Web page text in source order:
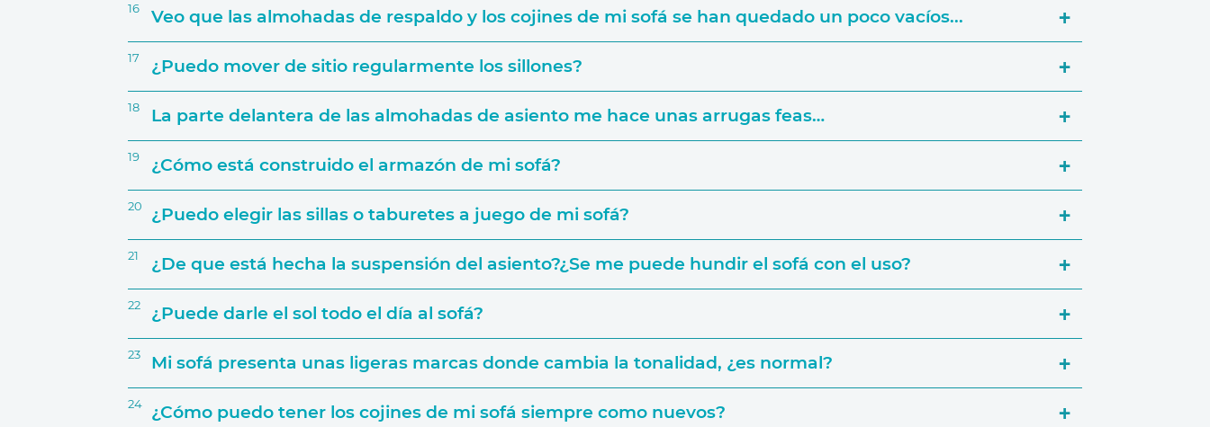
Colecciones de Telas
16 Veo que las almohadas de respaldo y los cojines de mi sofá se han quedado un poco vacíos...
17 ¿Puedo mover de sitio regularmente los sillones?
18 La parte delantera de las almohadas de asiento me hace unas arrugas feas…
19 ¿Cómo está construido el armazón de mi sofá?
20 ¿Puedo elegir las sillas o taburetes a juego de mi sofá?
21 ¿De que está hecha la suspensión del asiento?¿Se me puede hundir el sofá con el uso?
22 ¿Puede darle el sol todo el día al sofá?
23 Mi sofá presenta unas ligeras marcas donde cambia la tonalidad, ¿es normal?
24 ¿Cómo puedo tener los cojines de mi sofá siempre como nuevos?